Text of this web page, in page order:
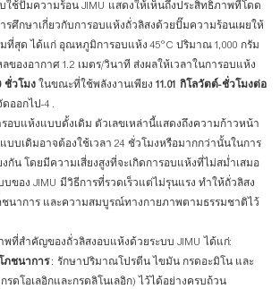
ใช้ปั๊มความร้อน JIMU แสดงให้เห็นถึงประสิทธิภาพที่โดด
รศึกษาเกี่ยวกับการอบแห้งถั่วลิสงด้วยปั๊มความร้อนเผยให้
ที่สุด ได้แก่ อุณหภูมิการอบแห้ง 45°C ปริมาณ 1,000 กรัม
ของอากาศ 1.2 เมตร/วินาที ส่งผลให้เวลาในการอบแห้ง
ชั่วโมง ในขณะที่ใช้พลังงานเพียง 11.01 กิโลวัตต์-ชั่วโมงต่อ
ออกไป-4 .
รอบแห้งแบบดั้งเดิม ตัวเลขเหล่านี้แสดงถึงความก้าวหน้า
บบเดิมอาจต้องใช้เวลา 24 ชั่วโมงหรือมากกว่านั้นในการ
กัน โดยมีความเสี่ยงสูงที่จะเกิดการอบแห้งที่ไม่สม่ำเสมอ
ของ JIMU มีวิธีการที่รวดเร็วแต่ไม่รุนแรง ทำให้ถั่วลิสง
นาการ และความสมบูรณ์ทางกายภาพตามธรรมชาติไว้
ที่สำคัญของถั่วลิสงอบแห้งด้วยระบบ JIMU ได้แก่:
ภชนาการ: รักษาปริมาณโปรตีน ไขมัน กรดอะมิโน และ
ดโอเลอิกและกรดลิโนเลอิก) ไว้ได้อย่างครบถ้วน